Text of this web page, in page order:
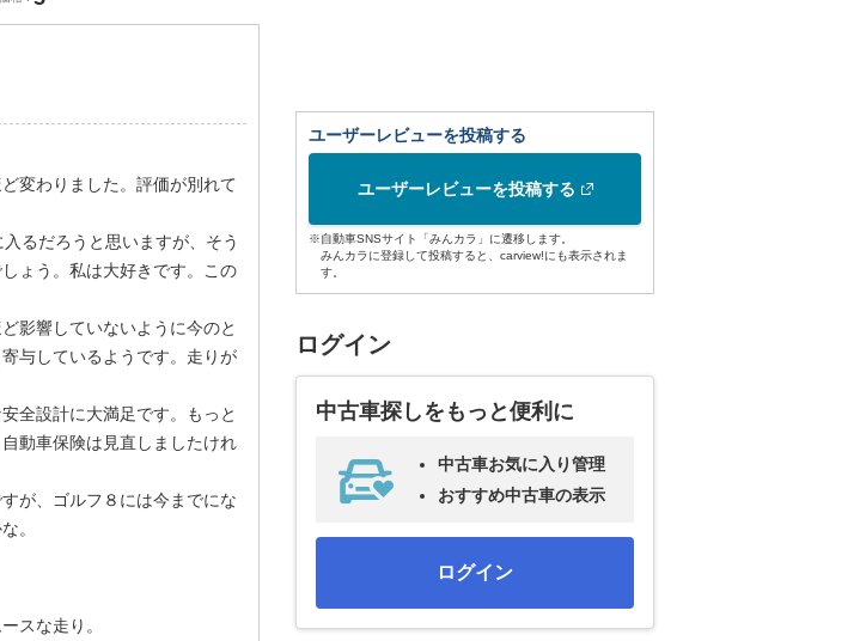
変わりました。評価が別れて
るだろうと思いますが、そう
ょう。私は大好きです。この
影響していないように今のと
与しているようです。走りが
全設計に大満足です。もっと
動車保険は見直しましたけれ
が、ゴルフ８には今までにな
。
スな走り。
ユーザーレビューを投稿する
ユーザーレビューを投稿する
※自動車SNSサイト「みんカラ」に遷移します。
みんカラに登録して投稿すると、carview!にも表示されま
す。
ログイン
中古車探しをもっと便利に
中古車お気に入り管理
おすすめ中古車の表示
ログイン